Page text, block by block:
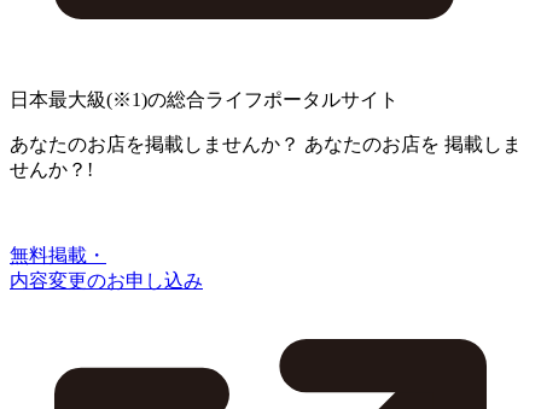
日本最大級(※1)の総合ライフポータルサイト
あなたのお店を掲載しませんか？ あなたのお店を 掲載しま
せんか？!
無料掲載・
内容変更のお申し込み